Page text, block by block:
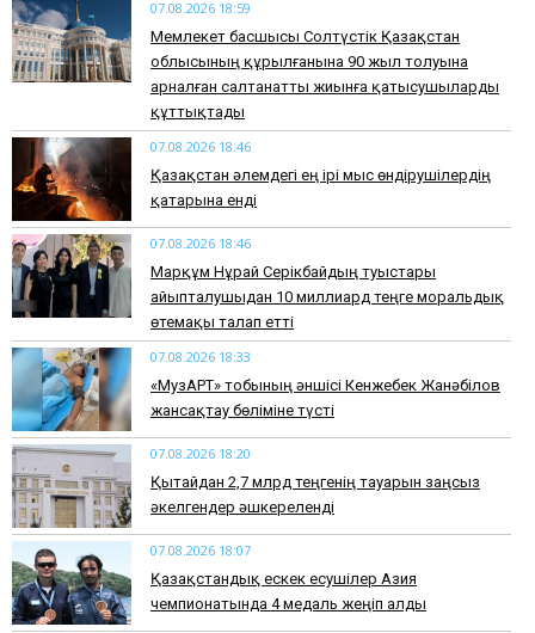
07.08.2026 18:59
Мемлекет басшысы Солтүстік Қазақстан
облысының құрылғанына 90 жыл толуына
арналған салтанатты жиынға қатысушыларды
құттықтады
07.08.2026 18:46
Қазақстан әлемдегі ең ірі мыс өндірушілердің
қатарына енді
07.08.2026 18:46
Марқұм Нұрай Серікбайдың туыстары
айыпталушыдан 10 миллиард теңге моральдық
өтемақы талап етті
07.08.2026 18:33
«МузАРТ» тобының әншісі Кенжебек Жанәбілов
жансақтау бөліміне түсті
07.08.2026 18:20
Қытайдан 2,7 млрд теңгенің тауарын заңсыз
әкелгендер әшкереленді
07.08.2026 18:07
Қазақстандық ескек есушілер Азия
чемпионатында 4 медаль жеңіп алды